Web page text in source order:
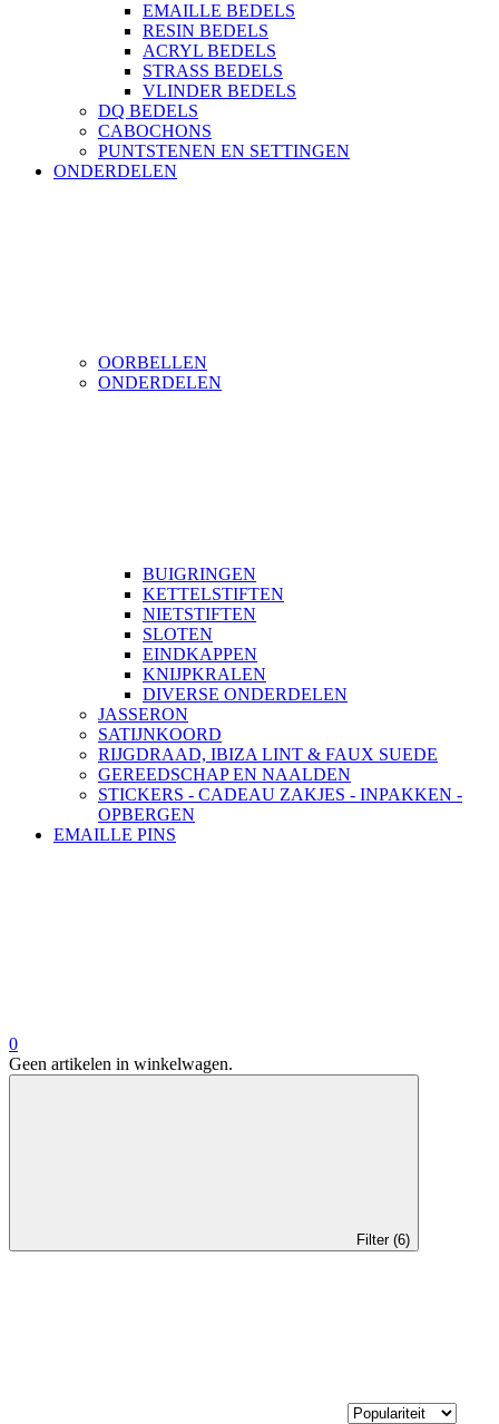
EMAILLE BEDELS
RESIN BEDELS
ACRYL BEDELS
STRASS BEDELS
VLINDER BEDELS
DQ BEDELS
CABOCHONS
PUNTSTENEN EN SETTINGEN
ONDERDELEN
OORBELLEN
ONDERDELEN
BUIGRINGEN
KETTELSTIFTEN
NIETSTIFTEN
SLOTEN
EINDKAPPEN
KNIJPKRALEN
DIVERSE ONDERDELEN
JASSERON
SATIJNKOORD
RIJGDRAAD, IBIZA LINT & FAUX SUEDE
GEREEDSCHAP EN NAALDEN
STICKERS - CADEAU ZAKJES - INPAKKEN -
OPBERGEN
EMAILLE PINS
0
Geen artikelen in winkelwagen.
Filter (6)